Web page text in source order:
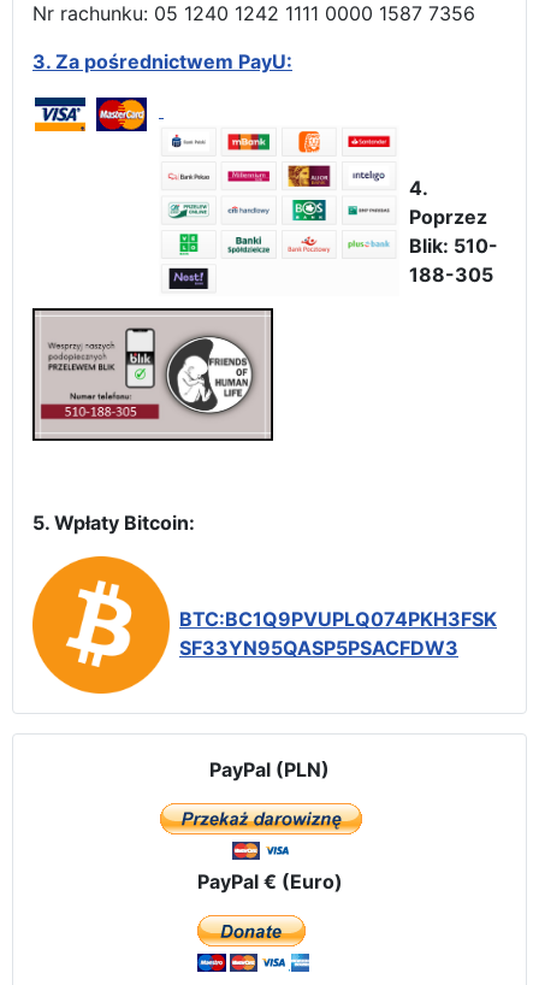
Nr rachunku: 05 1240 1242 1111 0000 1587 7356
3. Za pośrednictwem PayU:
4.
Poprzez
Blik: 510-
188-305
5. Wpłaty Bitcoin:
BTC:BC1Q9PVUPLQ074PKH3FSK
SF33YN95QASP5PSACFDW3
PayPal (PLN)
PayPal € (Euro)